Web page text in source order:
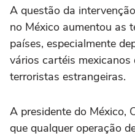
A questão da
no México aumentou as
países, especialmente
vários cartéis
terroristas estrangeiras.
A presidente do México,
que qualquer operação